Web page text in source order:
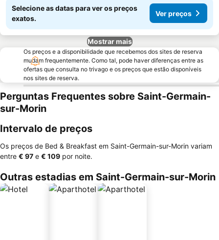
Selecione as datas para ver os preços
exatos.
Ver preços
Mostrar mais
Os preços e a disponibilidade que recebemos dos sites de reserva
mudam frequentemente. Como tal, pode haver diferenças entre as
ofertas que consulta no trivago e os preços que estão disponíveis
nos sites de reserva.
Perguntas Frequentes sobre Saint-Germain-
sur-Morin
Intervalo de preços
Os preços de Bed & Breakfast em Saint-Germain-sur-Morin variam
entre ‎€ 97 e ‎€ 109 por noite.
Outras estadias em Saint-Germain-sur-Morin